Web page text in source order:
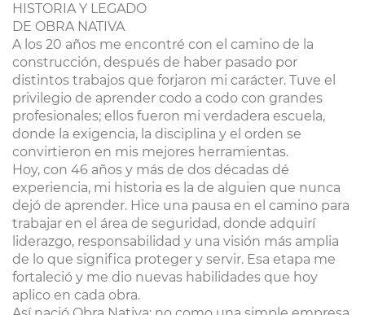
HISTORIA Y LEGADO
DE OBRA NATIVA
A los 20 años me encontré con el camino de la
construcción, después de haber pasado por
distintos trabajos que forjaron mi carácter. Tuve el
privilegio de aprender codo a codo con grandes
profesionales; ellos fueron mi verdadera escuela,
donde la exigencia, la disciplina y el orden se
convirtieron en mis mejores herramientas.
Hoy, con 46 años y más de dos décadas dé
experiencia, mi historia es la de alguien que nunca
dejó de aprender. Hice una pausa en el camino para
trabajar en el área de seguridad, donde adquirí
liderazgo, responsabilidad y una visión más amplia
de lo que significa proteger y servir. Esa etapa me
fortaleció y me dio nuevas habilidades que hoy
aplico en cada obra.